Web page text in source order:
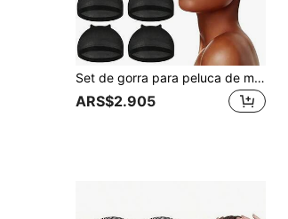
Set de gorra para peluca de mujer - Gorra para peluca de encaje frontal, malla transpirable, adecuada para uso diario y como regalo de Navidad
ARS$2.905